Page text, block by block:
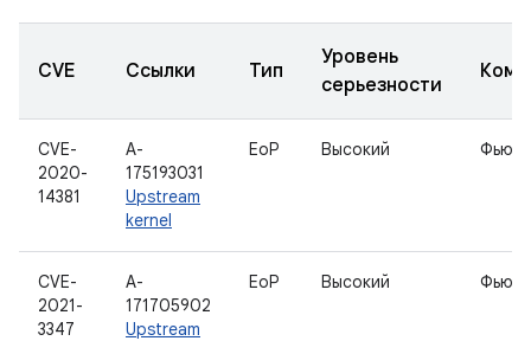
CVE Ссылки Тип
Уровень
серьезности
CVE-
2020-
14381
A-
175193031
Upstream
kernel
EoP Высокий
CVE-
2021-
3347
A-
171705902
Upstream
EoP Высокий